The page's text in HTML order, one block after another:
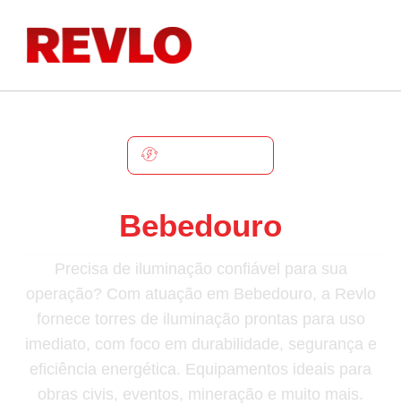
Bebedouro
Precisa de iluminação confiável para sua
operação? Com atuação em Bebedouro, a Revlo
fornece torres de iluminação prontas para uso
imediato, com foco em durabilidade, segurança e
eficiência energética. Equipamentos ideais para
obras civis, eventos, mineração e muito mais.